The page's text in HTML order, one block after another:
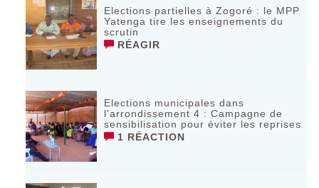
Elections partielles à Zogoré : le MPP
Yatenga tire les enseignements du
scrutin
RÉAGIR
Elections municipales dans
l’arrondissement 4 : Campagne de
sensibilisation pour éviter les reprises
1 RÉACTION